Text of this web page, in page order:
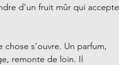
d’un fruit mûr qui accepte
s’ouvre. Un parfum,
remonte de loin. Il